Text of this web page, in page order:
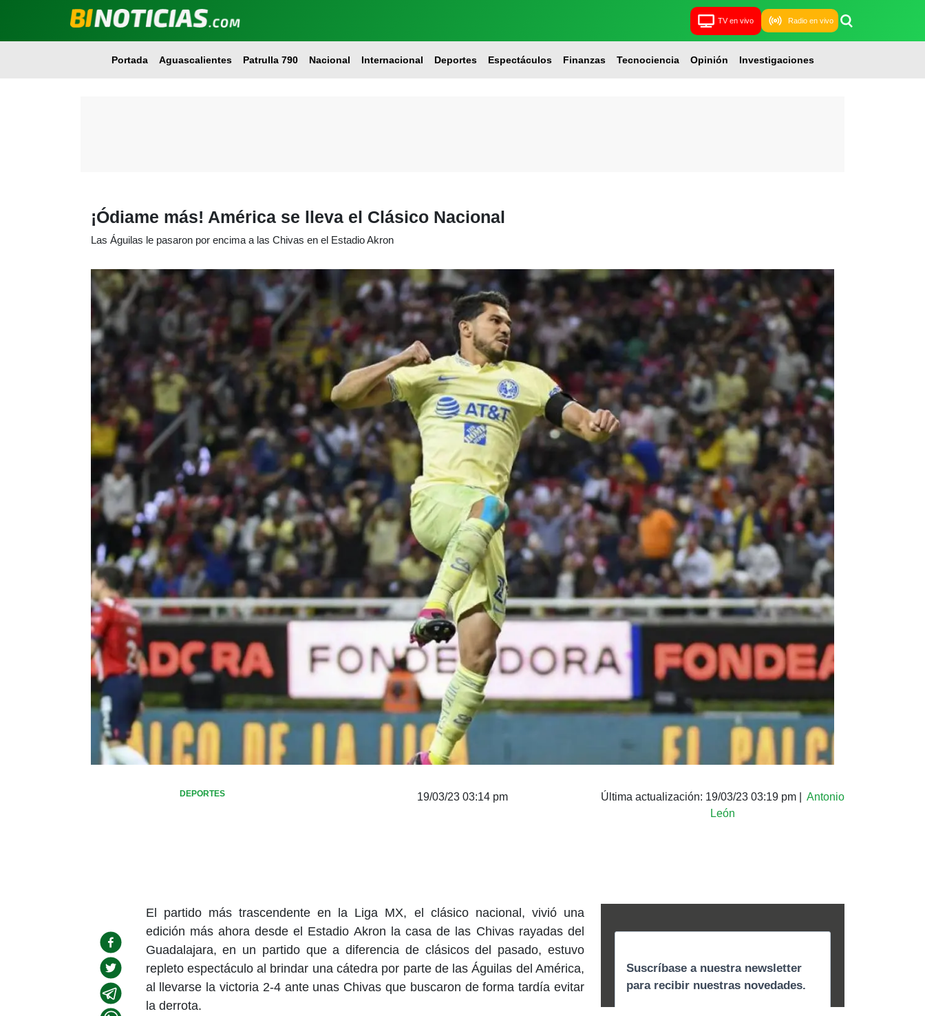
TV en vivo Radio en vivo
Portada Aguascalientes Patrulla 790 Nacional Internacional Deportes Espectáculos Finanzas Tecnociencia Opinión Investigaciones
¡Ódiame más! América se lleva el Clásico Nacional
Las Águilas le pasaron por encima a las Chivas en el Estadio Akron
DEPORTES 19/03/23 03:14 pm Última actualización: 19/03/23 03:19 pm
Antonio
León
El partido más trascendente en la Liga MX, el clásico nacional, vivió una
edición más ahora desde el Estadio Akron la casa de las Chivas rayadas del
Guadalajara, en un partido que a diferencia de clásicos del pasado, estuvo
repleto espectáculo al brindar una cátedra por parte de las Águilas del América,
al llevarse la victoria 2-4 ante unas Chivas que buscaron de forma tardía evitar
la derrota.